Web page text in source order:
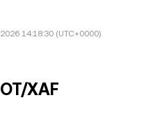
14:18:30 (UTC+0000)
XAF